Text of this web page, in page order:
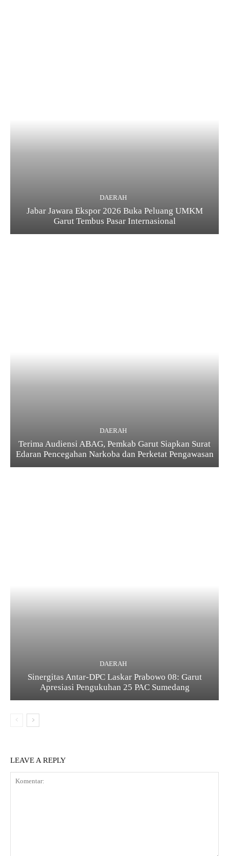
DAERAH
Jabar Jawara Ekspor 2026 Buka Peluang UMKM
Garut Tembus Pasar Internasional
DAERAH
Terima Audiensi ABAG, Pemkab Garut Siapkan Surat
Edaran Pencegahan Narkoba dan Perketat Pengawasan
DAERAH
Sinergitas Antar-DPC Laskar Prabowo 08: Garut
Apresiasi Pengukuhan 25 PAC Sumedang
LEAVE A REPLY